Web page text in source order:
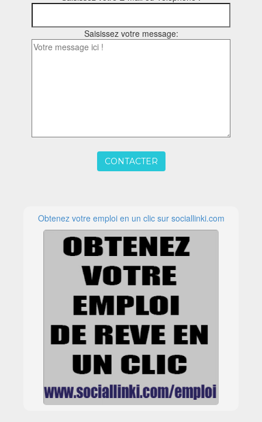
Saisissez votre message:
CONTACTER
Obtenez votre emploi en un clic sur sociallinki.com